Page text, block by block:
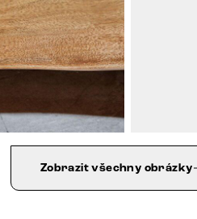
Zobrazit všechny obrázky